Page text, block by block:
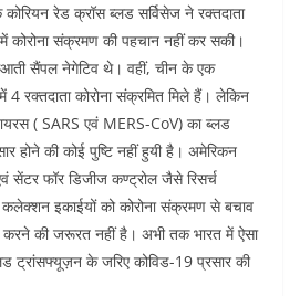
कोरियन रेड क्रॉस ब्लड सर्विसेज ने रक्तदाता
में कोरोना संक्रमण की पहचान नहीं कर सकी।
सैंपल नेगेटिव थे। वहीं, चीन के एक
रक्तदाता कोरोना संक्रमित मिले हैं। लेकिन
( SARS एवं MERS-CoV) का ब्लड
होने की कोई पुष्टि नहीं हुयी है। अमेरिकन
फॉर डिजीज कण्ट्रोल जैसे रिसर्च
इकाईयों को कोरोना संक्रमण से बचाव
करने की जरूरत नहीं है। अभी तक भारत में ऐसा
ट्रांसफ्यूज़न के जरिए कोविड-19 प्रसार की